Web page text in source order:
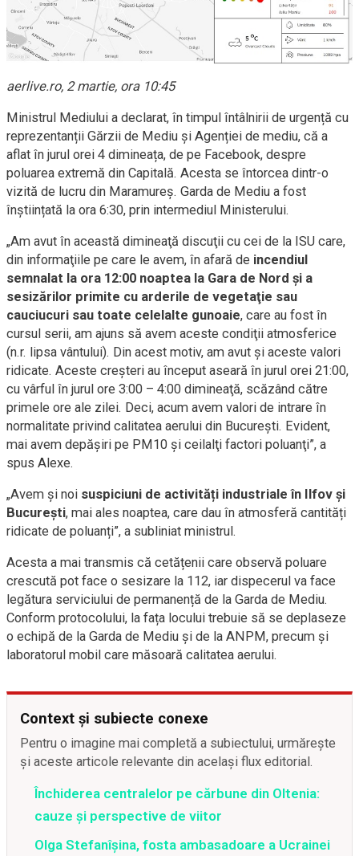
aerlive.ro, 2 martie, ora 10:45
Ministrul Mediului a declarat, în timpul întâlnirii de urgență cu
reprezentanții Gărzii de Mediu și Agenției de mediu, că a
aflat în jurul orei 4 dimineața, de pe Facebook, despre
poluarea extremă din Capitală. Acesta se întorcea dintr-o
vizită de lucru din Maramureș. Garda de Mediu a fost
înștiințată la ora 6:30, prin intermediul Ministerului.
„Am avut în această dimineaţă discuţii cu cei de la ISU care,
din informaţiile pe care le avem, în afară de incendiul
semnalat la ora 12:00 noaptea la Gara de Nord şi a
sesizărilor primite cu arderile de vegetaţie sau
cauciucuri sau toate celelalte gunoaie, care au fost în
cursul serii, am ajuns să avem aceste condiţii atmosferice
(n.r. lipsa vântului). Din acest motiv, am avut şi aceste valori
ridicate. Aceste creşteri au început aseară în jurul orei 21:00,
cu vârful în jurul ore 3:00 – 4:00 dimineaţă, scăzând către
primele ore ale zilei. Deci, acum avem valori de intrare în
normalitate privind calitatea aerului din Bucureşti. Evident,
mai avem depăşiri pe PM10 şi ceilalţi factori poluanţi”, a
spus Alexe.
„Avem și noi suspiciuni de activități industriale în Ilfov și
București, mai ales noaptea, care dau în atmosferă cantități
ridicate de poluanți”, a subliniat ministrul.
Acesta a mai transmis că cetățenii care observă poluare
crescută pot face o sesizare la 112, iar dispecerul va face
legătura serviciului de permanență de la Garda de Mediu.
Conform protocolului, la fața locului trebuie să se deplaseze
o echipă de la Garda de Mediu și de la ANPM, precum și
laboratorul mobil care măsoară calitatea aerului.
Context și subiecte conexe
Pentru o imagine mai completă a subiectului, urmărește
și aceste articole relevante din același flux editorial.
Închiderea centralelor pe cărbune din Oltenia:
cauze și perspective de viitor
Olga Stefanîşina, fosta ambasadoare a Ucrainei